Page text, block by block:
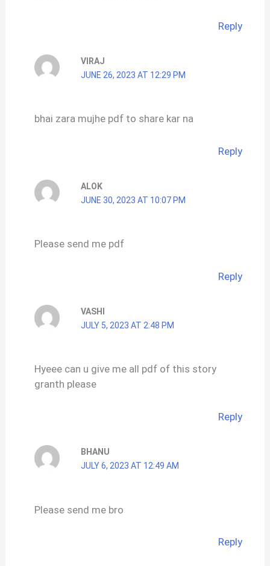
Reply
VIRAJ
JUNE 26, 2023 AT 12:29 PM
bhai zara mujhe pdf to share kar na
Reply
ALOK
JUNE 30, 2023 AT 10:07 PM
Please send me pdf
Reply
VASHI
JULY 5, 2023 AT 2:48 PM
Hyeee can u give me all pdf of this story
granth please
Reply
BHANU
JULY 6, 2023 AT 12:49 AM
Please send me bro
Reply